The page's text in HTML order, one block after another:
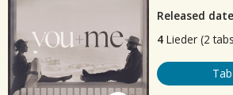
Released
4 Lieder (2